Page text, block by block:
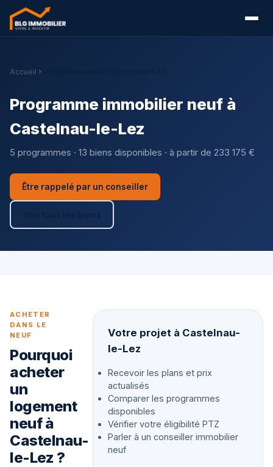
Accueil
Programme immobilier neuf à
Castelnau-le-Lez
5 programmes · 13 biens disponibles · à partir de 233 175 €
Être rappelé par un conseiller
Voir tous les biens
ACHETER
DANS LE
NEUF
Pourquoi
acheter
un
logement
neuf à
Castelnau-
le-Lez ?
Votre projet à Castelnau-
le-Lez
Recevoir les plans et prix
actualisés
Comparer les programmes
disponibles
Vérifier votre éligibilité PTZ
Parler à un conseiller immobilier
neuf